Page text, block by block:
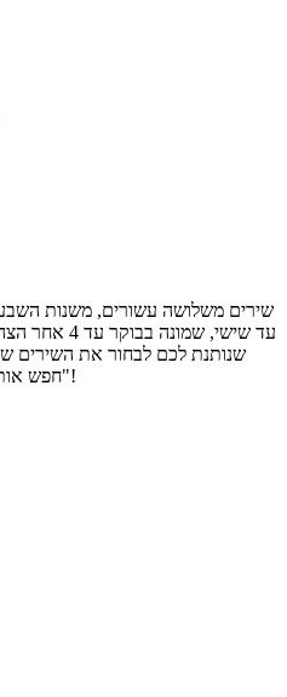
שירים משלושה עשורים, משנות
עד שישי,
שנותנת לכם לבחור את השירים
"חפש אותי" ותוכלו לבחור מה לשמוע!